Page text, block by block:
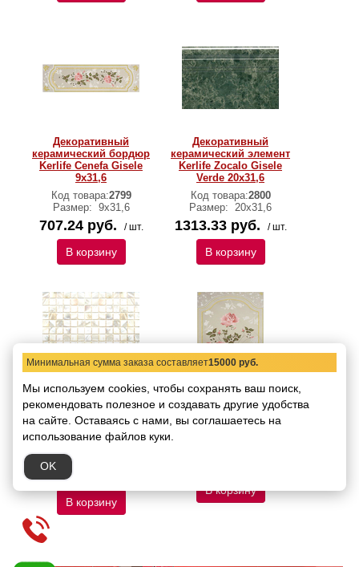
Декоративный
керамический бордюр
Kerlife Cenefa Gisele
9x31,6
Код товара:2799
Размер: 9x31,6
707.24 руб. / шт.
В корзину
Декоративный
керамический элемент
Kerlife Zocalo Gisele
Verde 20x31,6
Код товара:2800
Размер: 20x31,6
1313.33 руб. / шт.
В корзину
Декоративная
керамическая мозаика
Kerlife Romance
mosaico 30 x 30
Код товара:
1679.70 руб.
В корзину
Декор Kerlife Gisele
Gris Decor 31,6x45
В корзину
Минимальная сумма заказа составляет15000 руб.
Мы используем cookies, чтобы сохранять ваш поиск,
рекомендовать полезное и создавать другие удобства
на сайте. Оставаясь с нами, вы соглашаетесь на
использование файлов куки.
OK